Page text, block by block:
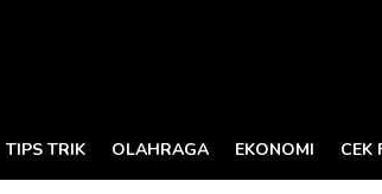
TIPS TRIK OLAHRAGA EKONOMI CEK